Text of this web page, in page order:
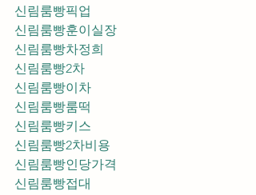
신림룸빵훈이실장
신림룸빵차정희
신림룸빵2차
신림룸빵이차
신림룸빵룸떡
신림룸빵키스
신림룸빵2차비용
신림룸빵인당가격
신림룸빵접대